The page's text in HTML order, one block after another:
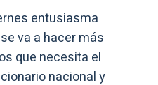
entusiasma
va a hacer más
que necesita el
nacional y